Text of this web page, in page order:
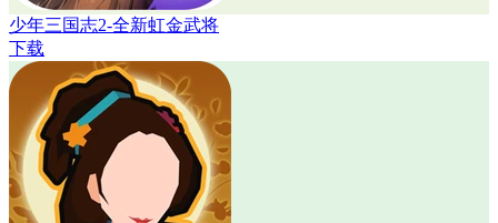
少年三国志2-全新虹金武将
下载